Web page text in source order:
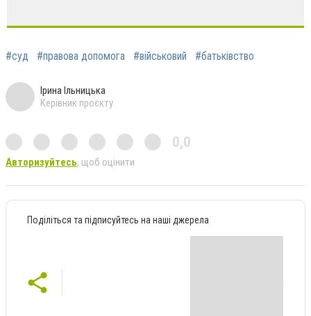
#суд #правова допомога #військовий #батьківство
Ірина Ільницька
Керівник проєкту
0,0
Авторизуйтесь, щоб оцінити
Поділіться та підписуйтесь на наші джерела